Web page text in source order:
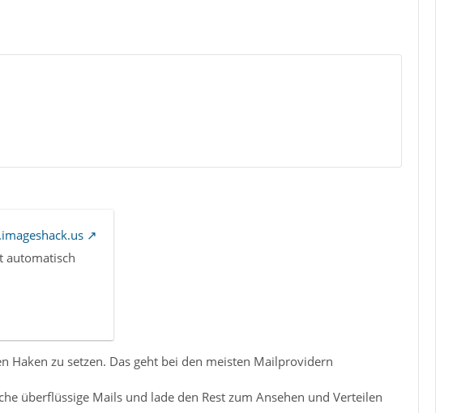
automatisch
Haken zu setzen. Das geht bei den meisten Mailprovidern
überflüssige Mails und lade den Rest zum Ansehen und Verteilen